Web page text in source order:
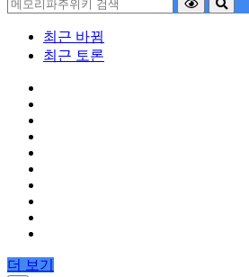
최근 바뀜
최근 토론
더 보기